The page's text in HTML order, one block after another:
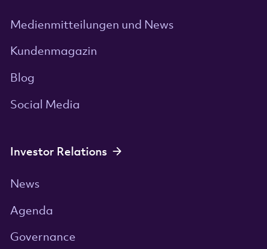
Medienmitteilungen und News
Kundenmagazin
Blog
Social Media
Investor Relations
News
Agenda
Governance